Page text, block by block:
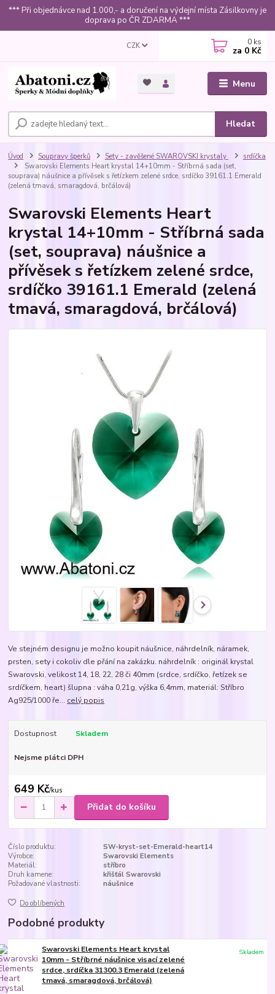
*** Při objednávce nad 1.000,- a doručení na výdejní místa Zásilkovny je
doprava po ČR ZDARMA ***
Menu
CZK
Hledat
0 ks
za 0 Kč
Úvod Soupravy šperků Sety - zavěšené SWAROVSKI krystaly
srdíčka
Swarovski Elements Heart krystal 14+10mm - Stříbrná sada (set,
souprava) náušnice a přívěsek s řetízkem zelené srdce, srdíčko 39161.1 Emerald
(zelená tmavá, smaragdová, brčálová)
Swarovski Elements Heart
krystal 14+10mm - Stříbrná sada
(set, souprava) náušnice a
přívěsek s řetízkem zelené srdce,
srdíčko 39161.1 Emerald (zelená
tmavá, smaragdová, brčálová)
Ve stejném designu je možno koupit náušnice, náhrdelník, náramek,
prsten, sety i cokoliv dle přání na zakázku. náhrdelník : originál krystal
Swarovski, velikost 14, 18, 22, 28 či 40mm (srdce, srdíčko, řetízek se
srdíčkem, heart) šlupna : váha 0,21g, výška 6,4mm, materiál: Stříbro
Ag925/1000 ře... celý popis
Dostupnost Skladem
Nejsme plátci DPH
649 Kč/kus
Přidat do košíku
Číslo produktu:
SW-kryst-set-Emerald-heart14
Výrobce:
Swarovski Elements
Materiál:
stříbro
Druh kamene:
křišťál Swarovski
Požadované vlastnosti:
náušnice
Do oblíbených
Podobné produkty
Swarovski Elements Heart krystal
10mm - Stříbrné náušnice visací zelené
srdce, srdíčka 31300.3 Emerald (zelená
tmavá, smaragdová, brčálová)
Skladem